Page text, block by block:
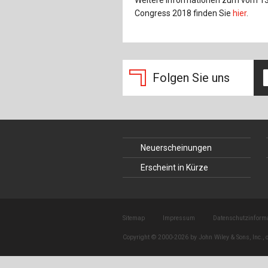
Congress 2018 finden Sie hier.
Folgen Sie uns
Neuerscheinungen
Erscheint in Kürze
Sitemap Impressum
Copyright © 2000-2026 by John Wiley & Sons,